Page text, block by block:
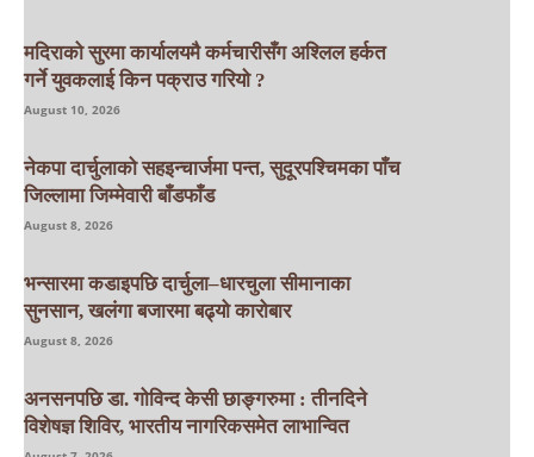
मदिराको सुरमा कार्यालयमै कर्मचारीसँग अश्लिल हर्कत
गर्ने युवकलाई किन पक्राउ गरियाे ?
August 10, 2026
नेकपा दार्चुलाको सहइन्चार्जमा पन्त, सुदूरपश्चिमका पाँच
जिल्लामा जिम्मेवारी बाँडफाँड
August 8, 2026
भन्सारमा कडाइपछि दार्चुला–धारचुला सीमानाका
सुनसान, खलंगा बजारमा बढ्यो कारोबार
August 8, 2026
अनसनपछि डा. गोविन्द केसी छाङ्गरुमा : तीनदिने
विशेषज्ञ शिविर, भारतीय नागरिकसमेत लाभान्वित